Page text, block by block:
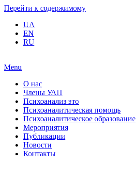
Перейти к содержимому
UA
EN
RU
Menu
О нас
Члены УАП
Психоанализ это
Психоаналитическая помощь
Психоаналитическое образование
Мероприятия
Публикации
Новости
Контакты